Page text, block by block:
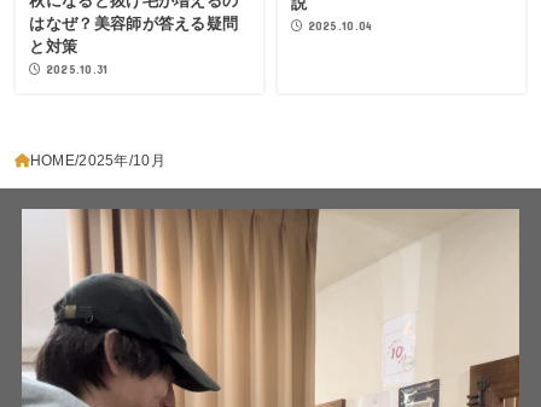
はなぜ？美容師が答える疑問
と対策
2025.10.31
2025.10.04
HOME 2025年 10月